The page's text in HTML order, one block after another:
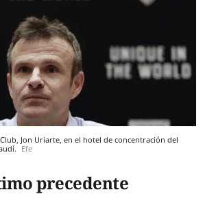
Jon Uriarte, en el hotel de concentración del
Efe
precedente